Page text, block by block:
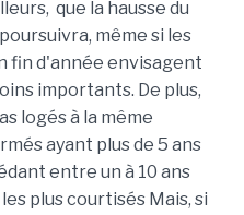
que la hausse du
même si les
fin d'année envisagent
importants. De plus,
logés à la même
ayant plus de 5 ans
entre un à 10 ans
plus courtisés Mais, si